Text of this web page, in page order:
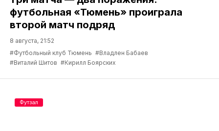
футбольная «Тюмень» проиграла
второй матч подряд
8 августа, 21:52
#Футбольный клуб Тюмень #Владлен Бабаев
#Виталий Шитов #Кирилл Боярских
Футзал